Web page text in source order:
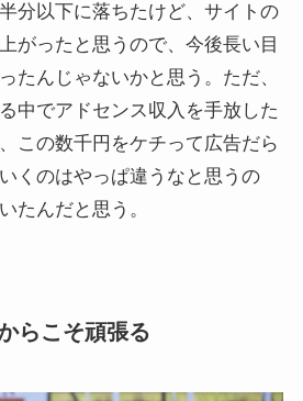
分以下に落ちたけど、サイトの
がったと思うので、今後長い目
たんじゃないかと思う。ただ、
中でアドセンス収入を手放した
この数千円をケチって広告だら
くのはやっぱ違うなと思うの
たんだと思う。
らこそ頑張る